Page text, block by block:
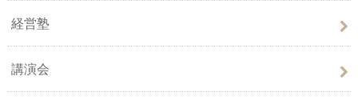
経営塾
講演会